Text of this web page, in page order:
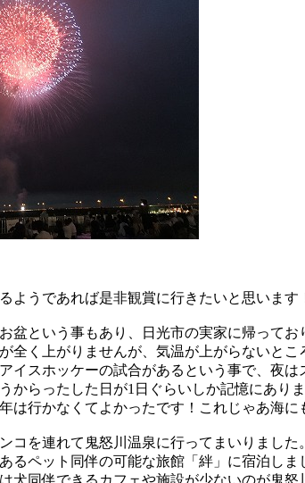
ようであれば是非観賞に行きたいと思います
盆という事もあり、日光市の実家に帰ってお
全く上がりませんが、気温が上がらないと
イスホッケーの試合があるという事で、夜
からったした日が1 日ぐらいしか記憶にあり
は行かなくてよかったです！これじゃあ海に
コを連れて鬼怒川温泉に行ってまいりました。
るペット同伴の可能な旅館「絆」に宿泊しま